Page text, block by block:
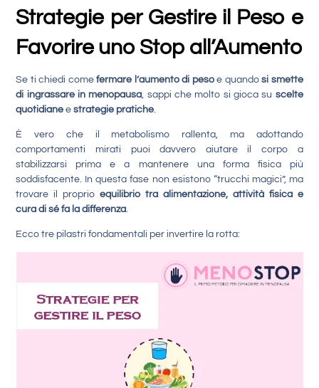
Strategie per Gestire il Peso e
Favorire uno Stop all’Aumento
Se ti chiedi comefermare l’aumento di pesoe quandosi smette
di ingrassare in menopausa, sappi che molto si gioca su scelte
quotidiane estrategie pratiche.
È vero che il metabolismo rallenta, ma adottando
comportamenti mirati puoi davvero aiutare il corpo a
stabilizzarsi prima e a mantenere una forma fisica più
soddisfacente. In questa fase non esistono “trucchi magici”, ma
trovare il proprioequilibrio tra alimentazione, attività fisica e
cura di sé fa la differenza.
Ecco tre pilastri fondamentali per invertire la rotta: